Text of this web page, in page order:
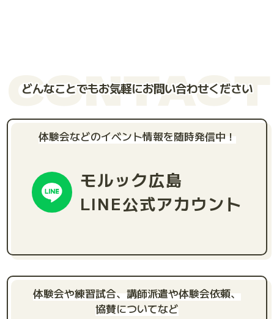
CONTACT
どんなことでもお気軽にお問い合わせください
体験会などのイベント情報を随時発信中！
モルック広島
LINE公式アカウント
体験会や練習試合、講師派遣や体験会依頼、
協賛についてなど